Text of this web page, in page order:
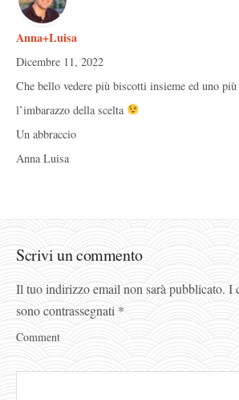
Anna+Luisa
Dicembre 11, 2022
Che bello vedere più biscotti insieme ed uno
l’imbarazzo della scelta
Un abbraccio
Anna Luisa
Scrivi un commento
Il tuo indirizzo email non sarà pubblicato. I
sono contrassegnati *
Comment